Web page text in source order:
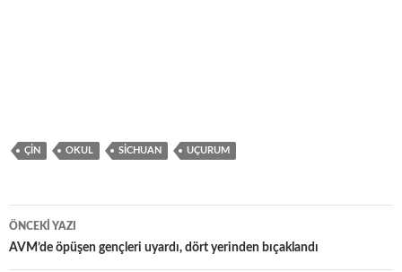
ÇIN OKUL SICHUAN UÇURUM
Yazı
dolaşımı
ÖNCEKI YAZI
AVM’de öpüşen gençleri uyardı, dört yerinden bıçaklandı